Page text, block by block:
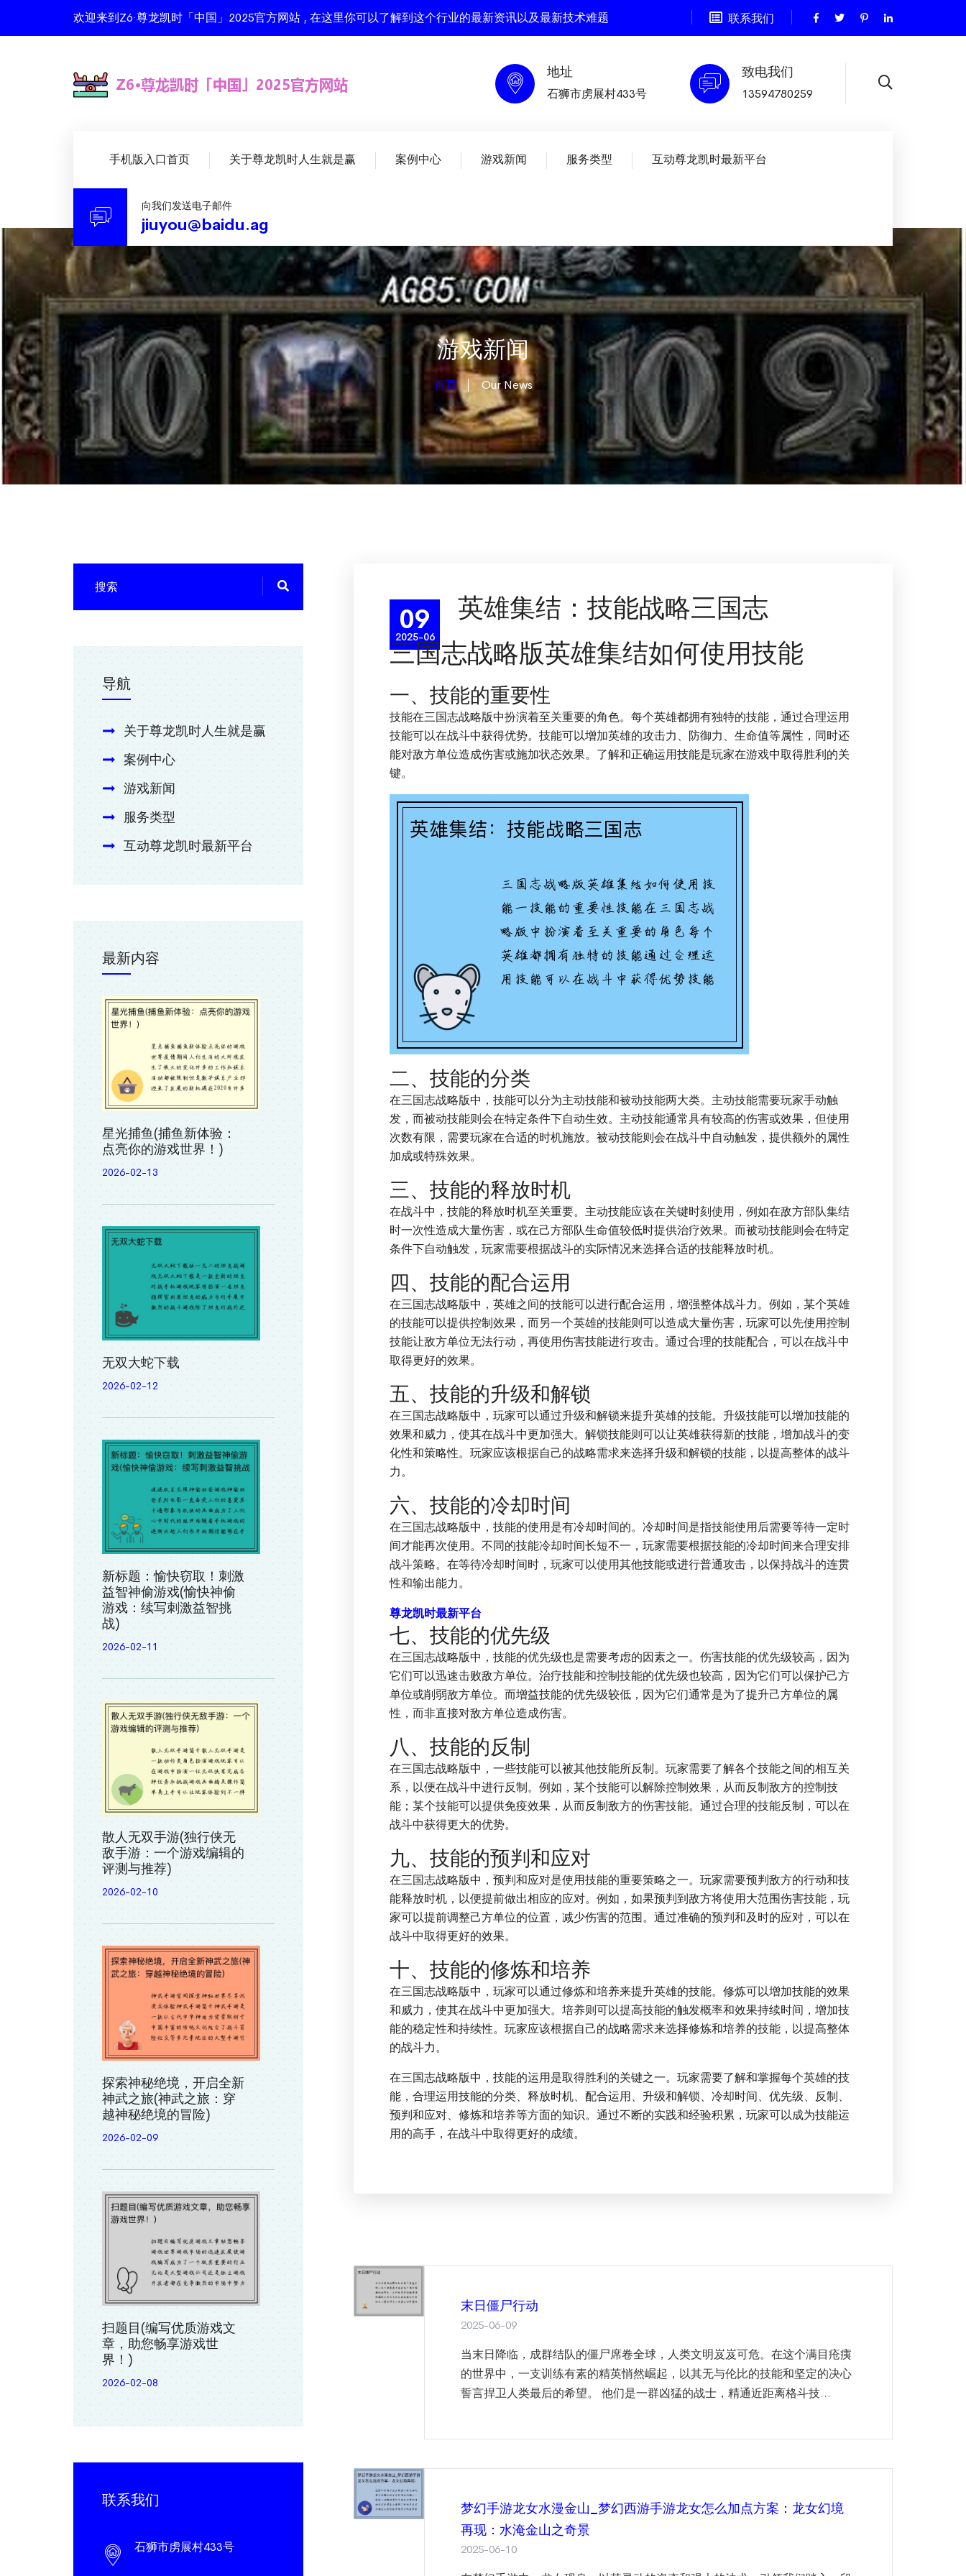
欢迎来到Z6·尊龙凯时「中国」2025官方网站 , 在这里你可以了解到这个行业的最新资讯以及最新技术难题 联系我们
地址
石狮市虏展村433号
致电我们
13594780259
手机版入口首页 关于尊龙凯时人生就是赢 案例中心 游戏新闻 服务类型 互动尊龙凯时最新平台
向我们发送电子邮件
jiuyou@baidu.ag
游戏新闻
首页 Our News
09
2025-06
英雄集结：技能战略三国志
三国志战略版英雄集结如何使用技能
一、技能的重要性
技能在三国志战略版中扮演着至关重要的角色。每个英雄都拥有独特的技能，通过合理运用
技能可以在战斗中获得优势。技能可以增加英雄的攻击力、防御力、生命值等属性，同时还
能对敌方单位造成伤害或施加状态效果。了解和正确运用技能是玩家在游戏中取得胜利的关
键。
二、技能的分类
在三国志战略版中，技能可以分为主动技能和被动技能两大类。主动技能需要玩家手动触
发，而被动技能则会在特定条件下自动生效。主动技能通常具有较高的伤害或效果，但使用
次数有限，需要玩家在合适的时机施放。被动技能则会在战斗中自动触发，提供额外的属性
加成或特殊效果。
三、技能的释放时机
在战斗中，技能的释放时机至关重要。主动技能应该在关键时刻使用，例如在敌方部队集结
时一次性造成大量伤害，或在己方部队生命值较低时提供治疗效果。而被动技能则会在特定
条件下自动触发，玩家需要根据战斗的实际情况来选择合适的技能释放时机。
四、技能的配合运用
在三国志战略版中，英雄之间的技能可以进行配合运用，增强整体战斗力。例如，某个英雄
的技能可以提供控制效果，而另一个英雄的技能则可以造成大量伤害，玩家可以先使用控制
技能让敌方单位无法行动，再使用伤害技能进行攻击。通过合理的技能配合，可以在战斗中
取得更好的效果。
五、技能的升级和解锁
在三国志战略版中，玩家可以通过升级和解锁来提升英雄的技能。升级技能可以增加技能的
效果和威力，使其在战斗中更加强大。解锁技能则可以让英雄获得新的技能，增加战斗的变
化性和策略性。玩家应该根据自己的战略需求来选择升级和解锁的技能，以提高整体的战斗
力。
六、技能的冷却时间
在三国志战略版中，技能的使用是有冷却时间的。冷却时间是指技能使用后需要等待一定时
间才能再次使用。不同的技能冷却时间长短不一，玩家需要根据技能的冷却时间来合理安排
战斗策略。在等待冷却时间时，玩家可以使用其他技能或进行普通攻击，以保持战斗的连贯
性和输出能力。
尊龙凯时最新平台
七、技能的优先级
在三国志战略版中，技能的优先级也是需要考虑的因素之一。伤害技能的优先级较高，因为
它们可以迅速击败敌方单位。治疗技能和控制技能的优先级也较高，因为它们可以保护己方
单位或削弱敌方单位。而增益技能的优先级较低，因为它们通常是为了提升己方单位的属
性，而非直接对敌方单位造成伤害。
八、技能的反制
在三国志战略版中，一些技能可以被其他技能所反制。玩家需要了解各个技能之间的相互关
系，以便在战斗中进行反制。例如，某个技能可以解除控制效果，从而反制敌方的控制技
能；某个技能可以提供免疫效果，从而反制敌方的伤害技能。通过合理的技能反制，可以在
战斗中获得更大的优势。
九、技能的预判和应对
在三国志战略版中，预判和应对是使用技能的重要策略之一。玩家需要预判敌方的行动和技
能释放时机，以便提前做出相应的应对。例如，如果预判到敌方将使用大范围伤害技能，玩
家可以提前调整己方单位的位置，减少伤害的范围。通过准确的预判和及时的应对，可以在
战斗中取得更好的效果。
十、技能的修炼和培养
在三国志战略版中，玩家可以通过修炼和培养来提升英雄的技能。修炼可以增加技能的效果
和威力，使其在战斗中更加强大。培养则可以提高技能的触发概率和效果持续时间，增加技
能的稳定性和持续性。玩家应该根据自己的战略需求来选择修炼和培养的技能，以提高整体
的战斗力。
在三国志战略版中，技能的运用是取得胜利的关键之一。玩家需要了解和掌握每个英雄的技
能，合理运用技能的分类、释放时机、配合运用、升级和解锁、冷却时间、优先级、反制、
预判和应对、修炼和培养等方面的知识。通过不断的实践和经验积累，玩家可以成为技能运
用的高手，在战斗中取得更好的成绩。
末日僵尸行动
2025-06-09
当末日降临，成群结队的僵尸席卷全球，人类文明岌岌可危。在这个满目疮痍
的世界中，一支训练有素的精英悄然崛起，以其无与伦比的技能和坚定的决心
誓言捍卫人类最后的希望。 他们是一群凶猛的战士，精通近距离格斗技...
梦幻手游龙女水漫金山_梦幻西游手游龙女怎么加点方案：龙女幻境
再现：水淹金山之奇景
2025-06-10
导航
关于尊龙凯时人生就是赢
案例中心
游戏新闻
服务类型
互动尊龙凯时最新平台
最新内容
星光捕鱼(捕鱼新体验：
点亮你的游戏世界！)
2026-02-13
无双大蛇下载
2026-02-12
新标题：愉快窃取！刺激
益智神偷游戏(愉快神偷
游戏：续写刺激益智挑
战)
2026-02-11
散人无双手游(独行侠无
敌手游：一个游戏编辑的
评测与推荐)
2026-02-10
探索神秘绝境，开启全新
神武之旅(神武之旅：穿
越神秘绝境的冒险)
2026-02-09
扫题目(编写优质游戏文
章，助您畅享游戏世
界！)
2026-02-08
联系我们
石狮市虏展村433号